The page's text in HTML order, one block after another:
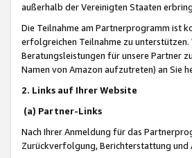
außerhalb der Vereinigten Staaten
Die Teilnahme am Partnerprogramm ist
erfolgreichen Teilnahme zu
Beratungsleistungen für unsere Partner
Namen von Amazon aufzutreten) an Sie
2. Links auf Ihrer Website
(a) Partner-Links
Nach Ihrer Anmeldung für das
Zurückverfolgung, Berichterstattung und